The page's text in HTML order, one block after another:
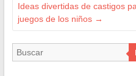
Ideas divertidas de castigos
juegos de los niños →